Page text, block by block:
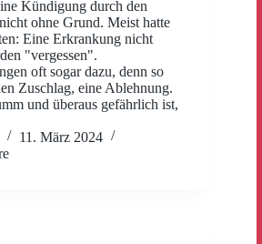
Kündigung durch den
ohne Grund. Meist hatte
Eine Erkrankung nicht
"vergessen".
oft sogar dazu, denn so
Zuschlag, eine Ablehnung.
und überaus gefährlich ist,
11. März 2024